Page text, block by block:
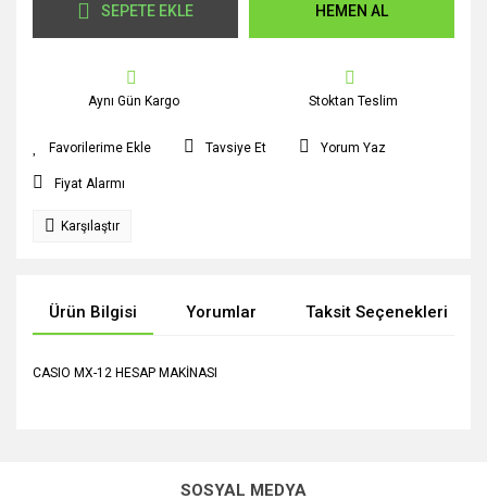
SEPETE EKLE HEMEN AL
Aynı Gün Kargo Stoktan Teslim
Tavsiye Et Yorum Yaz
Fiyat Alarmı
Karşılaştır
Ürün Bilgisi Yorumlar Taksit Seçenekleri
CASIO MX-12 HESAP MAKİNASI
kullanarak tarafımıza iletebilirsiniz.
SOSYAL MEDYA